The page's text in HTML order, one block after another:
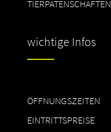
TIERPATENSCHAFTEN
wichtige Infos
ÖFFNUNGSZEITEN
EINTRITTSPREISE